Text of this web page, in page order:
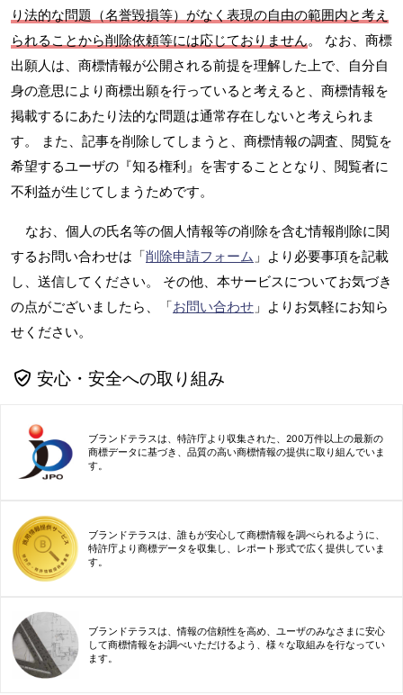
り法的な問題（名誉毀損等）がなく表現の自由の範囲内と考え
られることから削除依頼等には応じておりません。 なお、商標
出願人は、商標情報が公開される前提を理解した上で、自分自
身の意思により商標出願を行っていると考えると、商標情報を
掲載するにあたり法的な問題は通常存在しないと考えられま
す。 また、記事を削除してしまうと、商標情報の調査、閲覧を
希望するユーザの『知る権利』を害することとなり、閲覧者に
不利益が生じてしまうためです。
なお、個人の氏名等の個人情報等の削除を含む情報削除に関
するお問い合わせは「削除申請フォーム 」より必要事項を記載
し、送信してください。 その他、本サービスについてお気づき
の点がございましたら、「お問い合わせ 」よりお気軽にお知ら
せください。
安心・安全への取り組み
ブランドテラスは、特許庁より収集された、200万件以上の最新の
商標データに基づき、品質の高い商標情報の提供に取り組んでいま
す。
ブランドテラスは、誰もが安心して商標情報を調べられるように、
特許庁より商標データを収集し、レポート形式で広く提供していま
す。
ブランドテラスは、情報の信頼性を高め、ユーザのみなさまに安心
して商標情報をお調べいただけるよう、様々な取組みを行なってい
ます。